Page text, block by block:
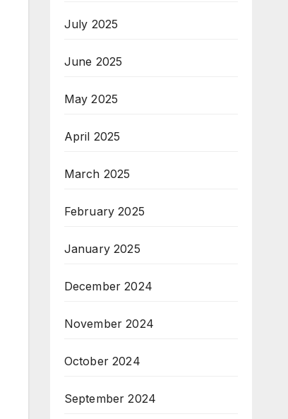
July 2025
June 2025
May 2025
April 2025
March 2025
February 2025
January 2025
December 2024
November 2024
October 2024
September 2024